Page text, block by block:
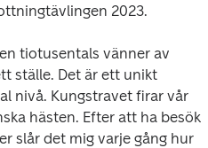
2023.
tiotusentals vänner av
ställe. Det är ett unikt
nivå. Kungstravet firar vår
hästen. Efter att ha besökt
slår det mig varje gång hur